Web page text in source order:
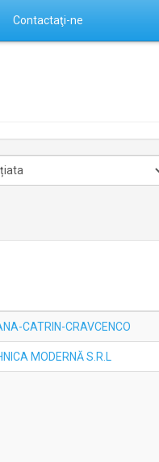
Contactaţi-ne
CATRIN-CRAVCENCO
MODERNĂ S.R.L